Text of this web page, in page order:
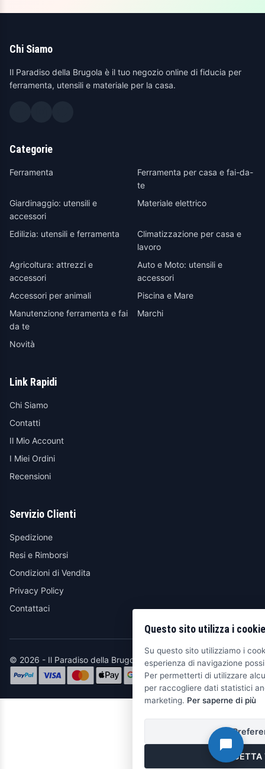
Chi Siamo
Il Paradiso della Brugola è il tuo negozio online di fiducia per
ferramenta, utensili e materiale per la casa.
Categorie
Ferramenta
Ferramenta per casa e fai-da-
te
Giardinaggio: utensili e
accessori
Materiale elettrico
Edilizia: utensili e ferramenta
Climatizzazione per casa e
lavoro
Agricoltura: attrezzi e
accessori
Auto e Moto: utensili e
accessori
Accessori per animali
Piscina e Mare
Manutenzione ferramenta e fai
da te
Marchi
Novità
Link Rapidi
Chi Siamo
Contatti
Il Mio Account
I Miei Ordini
Recensioni
Servizio Clienti
Spedizione
Resi e Rimborsi
Condizioni di Vendita
Privacy Policy
Contattaci
© 2026 - Il Paradiso della Brugola
Questo sito utilizza i cookie
Su questo sito utilizziamo i
esperienza di navigazione
Per permetterti di utilizzare
per raccogliere dati statistici
marketing. Per saperne di più